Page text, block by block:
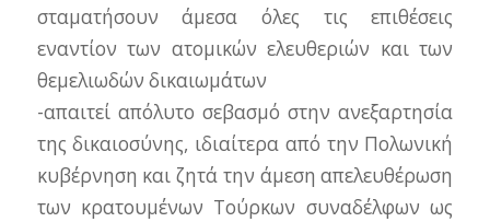
σταματήσουν άμεσα όλες τις επιθέσεις
εναντίον των ατομικών ελευθεριών και των
θεμελιωδών δικαιωμάτων
-απαιτεί απόλυτο σεβασμό στην ανεξαρτησία
της δικαιοσύνης, ιδιαίτερα από την Πολωνική
κυβέρνηση και ζητά την άμεση απελευθέρωση
των κρατουμένων Τούρκων συναδέλφων ως